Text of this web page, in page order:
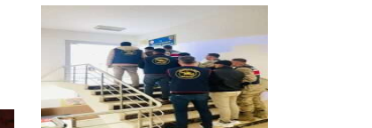
çalışmaları devam ediyor. Haber Merkezi
– Siverek ilçesi Hasan Çelebi
Mahallesi’nde bulunan Ahmet Koyuncu
Mesleki...